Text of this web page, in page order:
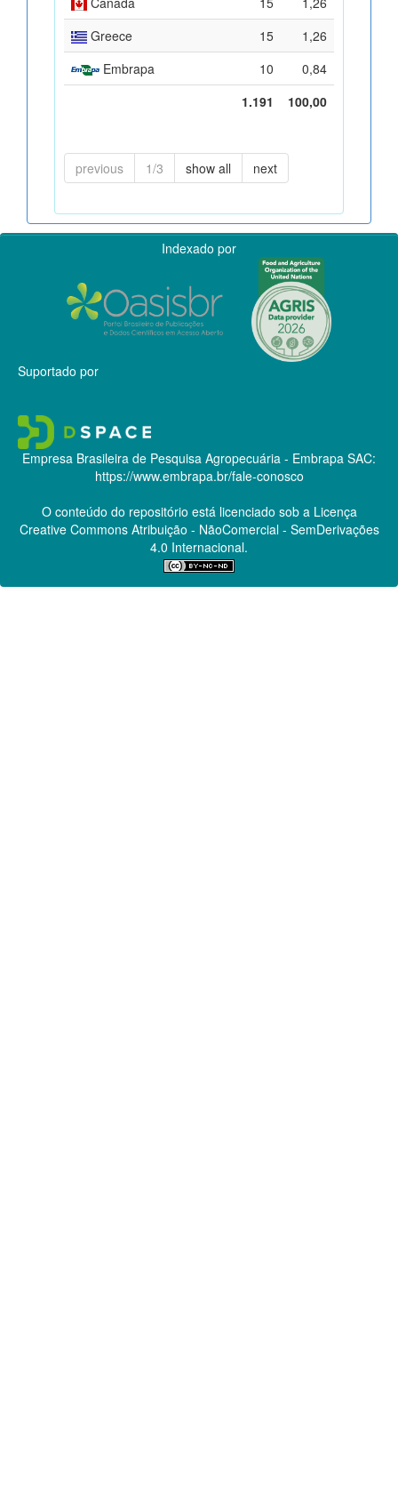
Greece
15
1,26
Embrapa
10
0,84
1.191
100,00
previous 1/3 show all next
Indexado por
Suportado por
Empresa Brasileira de Pesquisa Agropecuária - Embrapa SAC:
https://www.embrapa.br/fale-conosco
O conteúdo do repositório está licenciado sob a Licença
Creative CommonsAtribuição - NãoComercial - SemDerivações
4.0 Internacional.